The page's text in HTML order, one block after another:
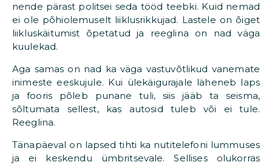
nende pärast politsei seda tööd teebki. Kuid nemad
ei ole põhiolemuselt liiklusrikkujad. Lastele on õiget
liikluskäitumist õpetatud ja reeglina on nad väga
kuulekad.
Aga samas on nad ka väga vastuvõtlikud vanemate
inimeste eeskujule. Kui ülekäigurajale läheneb laps
ja fooris põleb punane tuli, siis jääb ta seisma,
sõltumata sellest, kas autosid tuleb või ei tule.
Reeglina.
Tänapäeval on lapsed tihti ka nutitelefoni lummuses
ja ei keskendu ümbritsevale. Sellises olukorras